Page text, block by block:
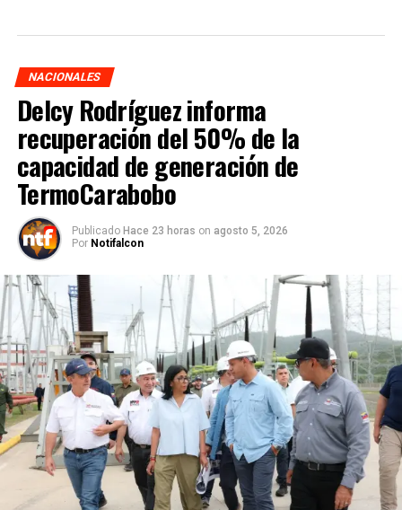
NACIONALES
Delcy Rodríguez informa
recuperación del 50% de la
capacidad de generación de
TermoCarabobo
Publicado Hace 23 horas on agosto 5, 2026
Por Notifalcon